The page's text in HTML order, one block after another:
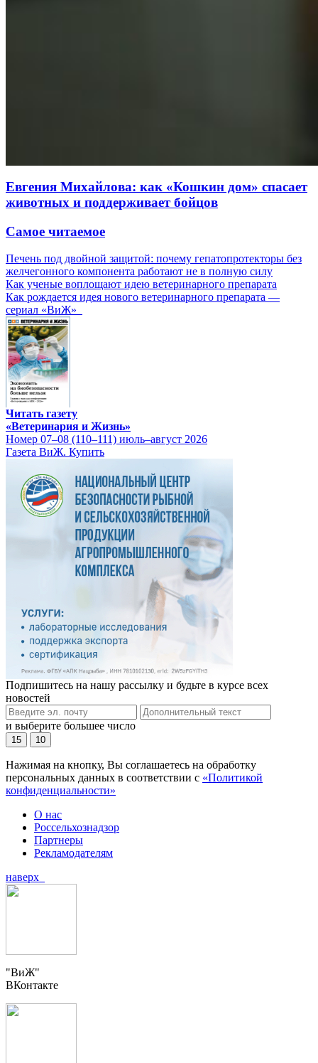
Евгения Михайлова: как «Кошкин дом» спасает
животных и поддерживает бойцов
Самое читаемое
Печень под двойной защитой: почему гепатопротекторы без
желчегонного компонента работают не в полную силу
Как ученые воплощают идею ветеринарного препарата
Как рождается идея нового ветеринарного препарата —
сериал «ВиЖ»
Читать газету
«Ветеринария и Жизнь»
Номер 07–08 (110–111) июль–август 2026
Газета ВиЖ. Купить
Подпишитесь на нашу рассылку и будьте в курсе всех
новостей
и выберите большее число
15 10
Нажимая на кнопку, Вы соглашаетесь на обработку
персональных данных в соответствии с «Политикой
конфиденциальности»
О нас
Россельхознадзор
Партнеры
Рекламодателям
наверх
"ВиЖ"
ВКонтакте